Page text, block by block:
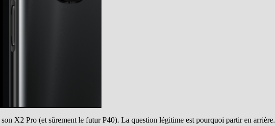
X2 Pro (et sûrement le futur P40). La question légitime est pourquoi partir en arrière.